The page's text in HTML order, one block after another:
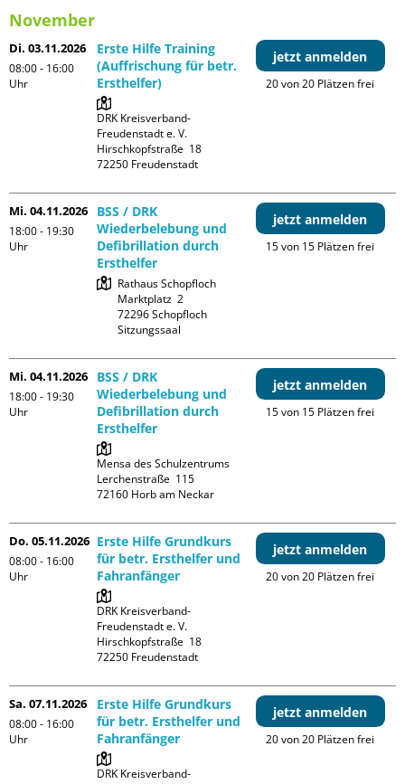
November
Di. 03.11.2026
08:00 - 16:00
Uhr
Erste Hilfe Training
(Auffrischung für betr.
Ersthelfer)
DRK Kreisverband-
Freudenstadt e. V.
Hirschkopfstraße  18
jetzt anmelden
20 von 20 Plätzen frei
Mi. 04.11.2026
18:00 - 19:30
Uhr
BSS / DRK
Wiederbelebung und
Defibrillation durch
Ersthelfer
Rathaus Schopfloch
Marktplatz  2
72296 Schopfloch
Sitzungssaal
jetzt anmelden
15 von 15 Plätzen frei
Mi. 04.11.2026
18:00 - 19:30
Uhr
BSS / DRK
Wiederbelebung und
Defibrillation durch
Ersthelfer
Mensa des Schulzentrums
Lerchenstraße  115
jetzt anmelden
15 von 15 Plätzen frei
Do. 05.11.2026
08:00 - 16:00
Uhr
Erste Hilfe Grundkurs
für betr. Ersthelfer und
Fahranfänger
DRK Kreisverband-
Freudenstadt e. V.
Hirschkopfstraße  18
jetzt anmelden
20 von 20 Plätzen frei
Sa. 07.11.2026
08:00 - 16:00
Uhr
Erste Hilfe Grundkurs
für betr. Ersthelfer und
Fahranfänger
DRK Kreisverband-
jetzt anmelden
20 von 20 Plätzen frei